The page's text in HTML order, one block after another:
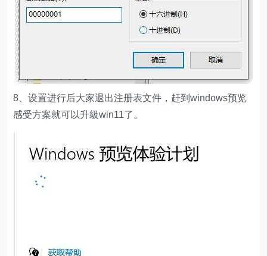
8、设置进行后大家退出注册表文件，赶到windows预览
感受方案就可以升級win11了。